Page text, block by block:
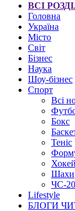
ВСІ
Головна
Україна
Місто
Світ
Бізнес
Наука
Шоу-бізнес
Спорт
Всі
Бокс
Теніс
Хокей
Шахи
ЧС-
Lifestyle
БЛОГИ